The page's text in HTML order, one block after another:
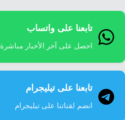
تابعنا على واتساب
احصل على آخر الأخبار مباشرة
تابعنا على تيليجرام
انضم لقناتنا على تيليجرام